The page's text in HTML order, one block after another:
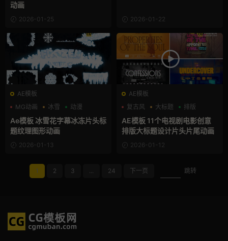
动画
2026-01-25 2026-01-22
AE模板
MG动画
冰雪 动漫
Ae模板 冰雪花字幕冰冻片头标
题纹理图形动画
2026-01-13
AE模板
复古风
大标题 排版
AE模板 11个电视剧电影创意
排版大标题设计片头片尾动画
2026-01-12
1 2 3 ... 24 下一页 跳转